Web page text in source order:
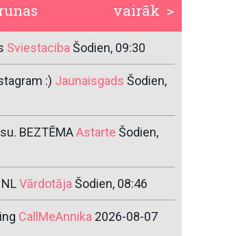
vairāk >
SviestacibaŠodien, 09:30
:) Jaunaisgads Šodien,
BEZTĒMAAstarte Šodien,
VārdotājaŠodien, 08:46
CallMeAnnika 2026-08-07